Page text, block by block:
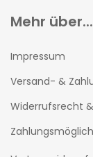
Mehr über...
Impressum
Versand- &
Widerrufsrecht